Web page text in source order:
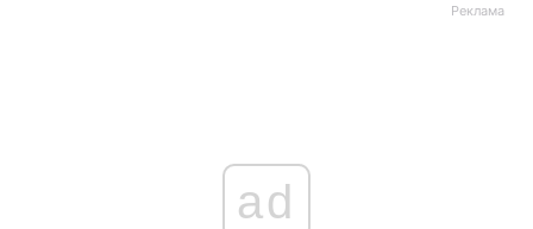
Реклама
ad